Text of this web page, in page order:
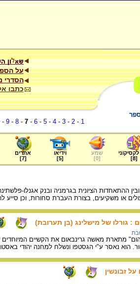
על
הסדרי
כתבו
1
-
2
-
3
-
4
-
5
-
6
-
7
-
8
-
9
-
[
8
]
שמע
[
0
]
וידיאו
[
5
]
אתרים
[
7
]
או משקיעים, בצורת העברת סחורות, וכן סייע
: גורלו של מישלינג (בן תערובת)
מתארת מאשה גרינבאום את הקשיים המיוחדים
הוא נאסר ע"י הגסטפו ונשלח למחנה יהודי
זבונשין